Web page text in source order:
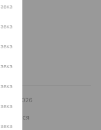
– 2026